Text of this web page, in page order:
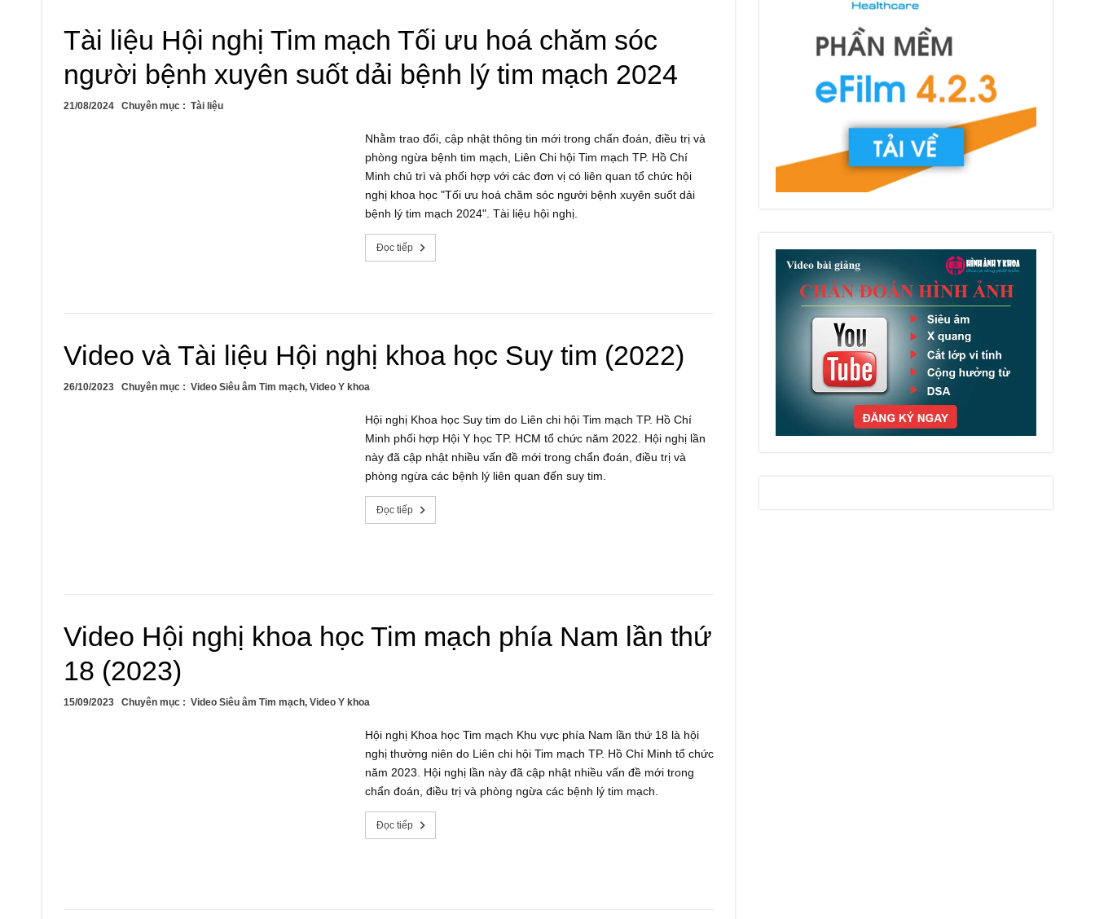
Tài liệu Hội nghị Tim mạch Tối ưu hoá chăm sóc
người bệnh xuyên suốt dải bệnh lý tim mạch 2024
21/08/2024 Chuyên mục : Tài liệu
Nhằm trao đổi, cập nhật thông tin mới trong chẩn đoán, điều trị và
phòng ngừa bệnh tim mạch, Liên Chi hội Tim mạch TP. Hồ Chí
Minh chủ trì và phối hợp với các đơn vị có liên quan tổ chức hội
nghị khoa học "Tối ưu hoá chăm sóc người bệnh xuyên suốt dải
bệnh lý tim mạch 2024". Tài liệu hội nghị.
Đọc tiếp
Video và Tài liệu Hội nghị khoa học Suy tim (2022)
26/10/2023 Chuyên mục : Video Siêu âm Tim mạch, Video Y khoa
Hội nghị Khoa học Suy tim do Liên chi hội Tim mạch TP. Hồ Chí
Minh phối hợp Hội Y học TP. HCM tổ chức năm 2022. Hội nghị lần
này đã cập nhật nhiều vấn đề mới trong chẩn đoán, điều trị và
phòng ngừa các bệnh lý liên quan đến suy tim.
Đọc tiếp
Video Hội nghị khoa học Tim mạch phía Nam lần thứ
18 (2023)
15/09/2023 Chuyên mục : Video Siêu âm Tim mạch, Video Y khoa
Hội nghị Khoa học Tim mạch Khu vực phía Nam lần thứ 18 là hội
nghị thường niên do Liên chi hội Tim mạch TP. Hồ Chí Minh tổ chức
năm 2023. Hội nghị lần này đã cập nhật nhiều vấn đề mới trong
chẩn đoán, điều trị và phòng ngừa các bệnh lý tim mạch.
Đọc tiếp